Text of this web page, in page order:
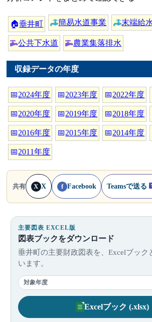
🏠垂井町 簡易水道事業 末端給
公共下水道 農業集落排水
収録データの年度
📅2024年度 📅2023年度 📅2022年度
📅2020年度 📅2019年度 📅2018年度
📅2016年度 📅2015年度 📅2014年度
📅2011年度
共有 X X f Facebook Teamsで送る
主要図表 EXCEL版
図表ブックをダウンロード
垂井町の主要財政図表を、Excelブック
います。
対象年度
Excelブック (.xlsx)